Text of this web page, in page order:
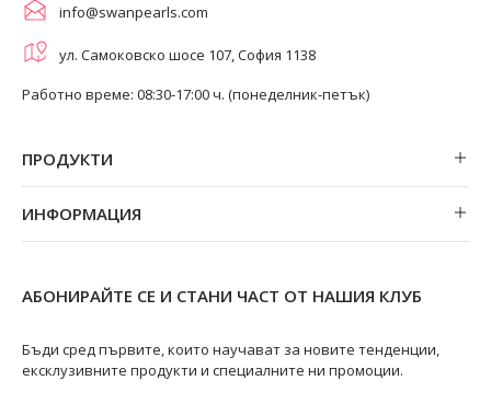
info@swanpearls.com
ул. Самоковско шосе 107, София 1138
Работно време: 08:30-17:00 ч. (понеделник-петък)
ПРОДУКТИ
Гривни
ИНФОРМАЦИЯ
Магазини
Ремонт на бижута
Видове перли
АБОНИРАЙТЕ СЕ И СТАНИ ЧАСТ ОТ НАШИЯ КЛУБ
Бъди сред първите, които научават за новите тенденции,
ексклузивните продукти и специалните ни промоции.